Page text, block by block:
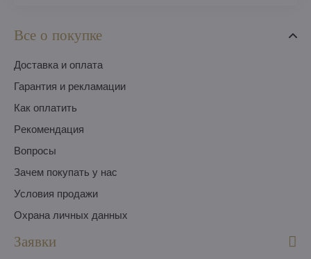
Все о покупке
Доставка и оплата
Гарантия и рекламации
Как оплатить
Pекомендация
Вопросы
Зачем покупать у нас
Условия продажи
Охрана личных данных
Заявки